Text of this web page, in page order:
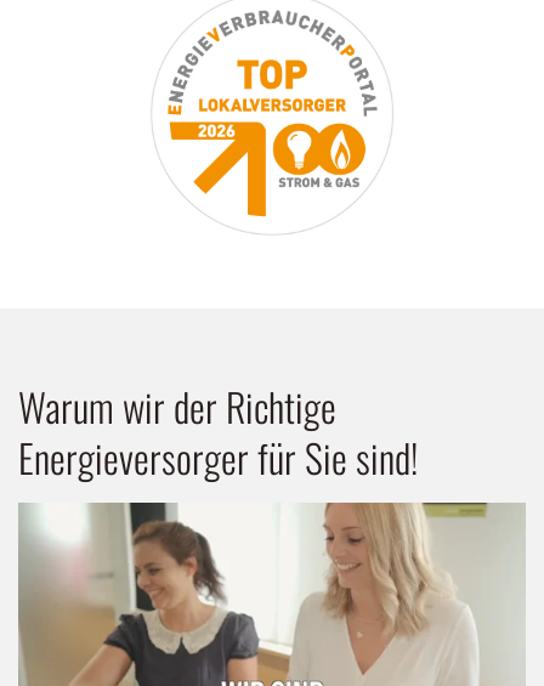
Warum wir der Richtige
Energieversorger für Sie sind!